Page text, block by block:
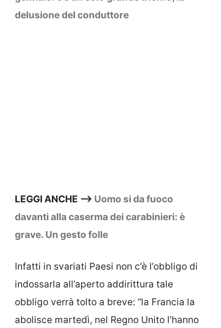
delusione del conduttore
LEGGI ANCHE –> Uomo si da fuoco
davanti alla caserma dei carabinieri: è
grave. Un gesto folle
Infatti in svariati Paesi non c’è l’obbligo di
indossarla all’aperto addirittura tale
obbligo verrà tolto a breve: “la Francia la
abolisce martedì, nel Regno Unito l’hanno